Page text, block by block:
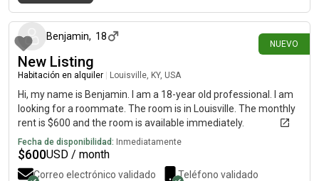
NUEVO
Benjamin, 18
New Listing
Habitación en alquiler Louisville, KY, USA
Hi, my name is Benjamin. I am a 18-year old professional. I am
looking for a roommate. The room is in Louisville. The monthly
rent is $600 and the room is available immediately.
Fecha de disponibilidad: Inmediatamente
$600USD / month
Correo electrónico validado Teléfono validado